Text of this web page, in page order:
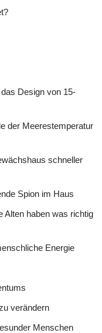
Design von 15-
der Meerestemperatur
schneller
Spion im Haus
Alten haben was richtig
Energie
verändern
Menschen